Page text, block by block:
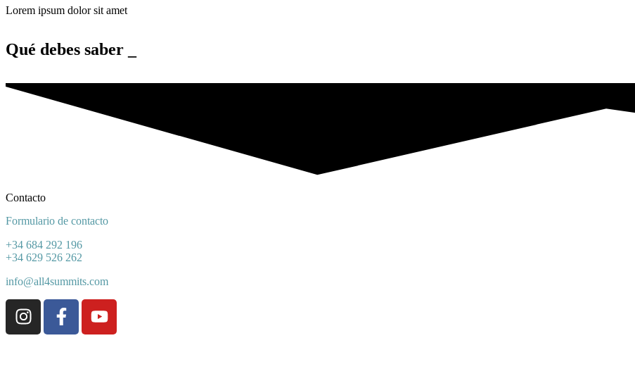
Lorem ipsum dolor sit amet
Qué debes saber _
Contacto
Formulario de contacto
+34 684 292 196
+34 629 526 262
info@all4summits.com